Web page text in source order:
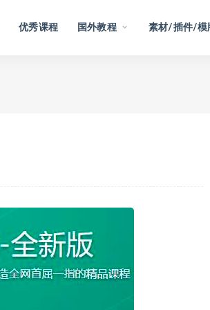
优秀课程 国外教程 素材/插件/模